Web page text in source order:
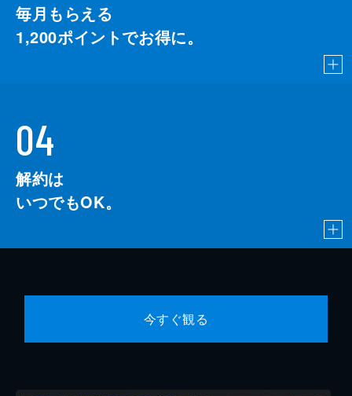
毎月もらえる
1,200ポイントでお得に。
04
解約は
いつでもOK。
今すぐ観る